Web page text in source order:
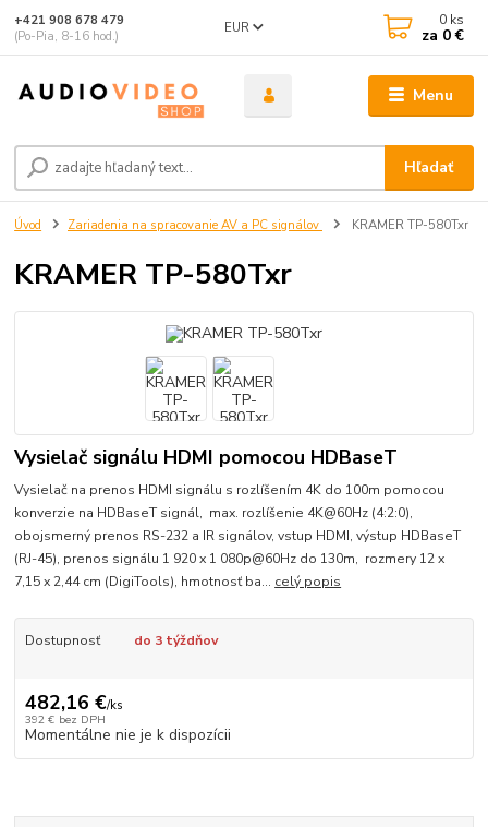
Menu
EUR
Hľadať
+421 908 678 479
(Po-Pia, 8-16 hod.)
0 ks
za 0 €
Úvod Zariadenia na spracovanie AV a PC signálov KRAMER TP-580Txr
KRAMER TP-580Txr
Vysielač signálu HDMI pomocou HDBaseT
Vysielač na prenos HDMI signálu s rozlíšením 4K do 100m pomocou
konverzie na HDBaseT signál, max. rozlíšenie 4K@60Hz (4:2:0),
obojsmerný prenos RS-232 a IR signálov, vstup HDMI, výstup HDBaseT
(RJ-45), prenos signálu 1 920 x 1 080p@60Hz do 130m, rozmery 12 x
7,15 x 2,44 cm (DigiTools), hmotnosť ba... celý popis
Dostupnosť do 3 týždňov
482,16 €/ks
392 € bez DPH
Momentálne nie je k dispozícii